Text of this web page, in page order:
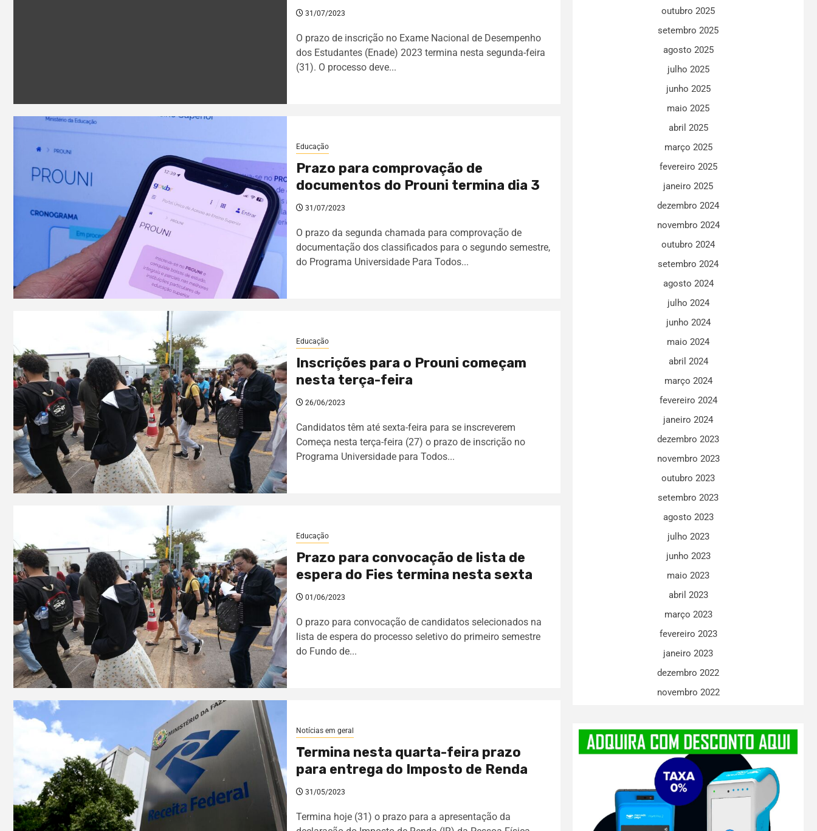
31/07/2023
O prazo de inscrição no Exame Nacional de Desempenho
dos Estudantes (Enade) 2023 termina nesta segunda-feira
(31). O processo deve...
Educação
Prazo para comprovação de
documentos do Prouni termina dia 3
31/07/2023
O prazo da segunda chamada para comprovação de
documentação dos classificados para o segundo semestre,
do Programa Universidade Para Todos...
Educação
Inscrições para o Prouni começam
nesta terça-feira
26/06/2023
Candidatos têm até sexta-feira para se inscreverem
Começa nesta terça-feira (27) o prazo de inscrição no
Programa Universidade para Todos...
Educação
Prazo para convocação de lista de
espera do Fies termina nesta sexta
01/06/2023
O prazo para convocação de candidatos selecionados na
lista de espera do processo seletivo do primeiro semestre
do Fundo de...
Notícias em geral
Termina nesta quarta-feira prazo
para entrega do Imposto de Renda
31/05/2023
Termina hoje (31) o prazo para a apresentação da
outubro 2025
setembro 2025
agosto 2025
julho 2025
junho 2025
maio 2025
abril 2025
março 2025
fevereiro 2025
janeiro 2025
dezembro 2024
novembro 2024
outubro 2024
setembro 2024
agosto 2024
julho 2024
junho 2024
maio 2024
abril 2024
março 2024
fevereiro 2024
janeiro 2024
dezembro 2023
novembro 2023
outubro 2023
setembro 2023
agosto 2023
julho 2023
junho 2023
maio 2023
abril 2023
março 2023
fevereiro 2023
janeiro 2023
dezembro 2022
novembro 2022